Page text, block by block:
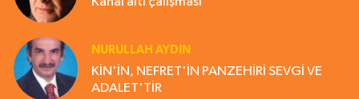
NURULLAH AYDIN
KİN'İN, NEFRET'İN PANZEHİRİ SEVGİ VE
ADALET'TİR